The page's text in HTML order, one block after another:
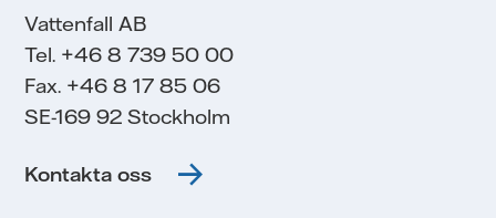
Vattenfall AB
Tel. +46 8 739 50 00
Fax. +46 8 17 85 06
SE-169 92 Stockholm
Kontakta oss